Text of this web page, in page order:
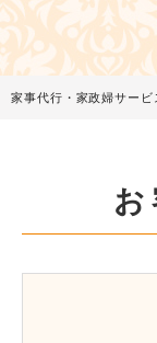
家事代行・家政婦サービ
お